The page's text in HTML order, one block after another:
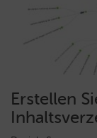
Erstellen